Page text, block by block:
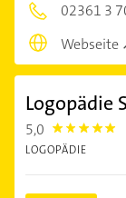
02361 3
Webseite
Logopädie
5,0 5.0
LOGOPÄDIE